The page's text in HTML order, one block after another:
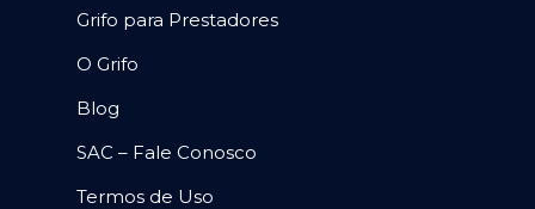
Grifo para Prestadores
O Grifo
Blog
SAC – Fale Conosco
Termos de Uso